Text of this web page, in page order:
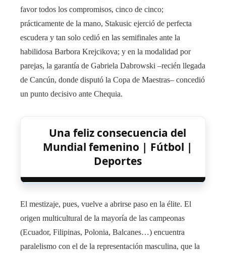
favor todos los compromisos, cinco de cinco;
prácticamente de la mano, Stakusic ejerció de perfecta
escudera y tan solo cedió en las semifinales ante la
habilidosa Barbora Krejcikova; y en la modalidad por
parejas, la garantía de Gabriela Dabrowski –recién llegada
de Cancún, donde disputó la Copa de Maestras– concedió
un punto decisivo ante Chequia.
Una feliz consecuencia del
Mundial femenino | Fútbol |
Deportes
El mestizaje, pues, vuelve a abrirse paso en la élite. El
origen multicultural de la mayoría de las campeonas
(Ecuador, Filipinas, Polonia, Balcanes…) encuentra
paralelismo con el de la representación masculina, que la